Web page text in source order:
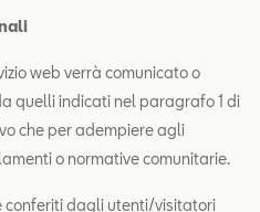
web verrà comunicato o
quelli indicati nel paragrafo 1 di
che per adempiere agli
o normative comunitarie.
conferiti dagli utenti/visitatori